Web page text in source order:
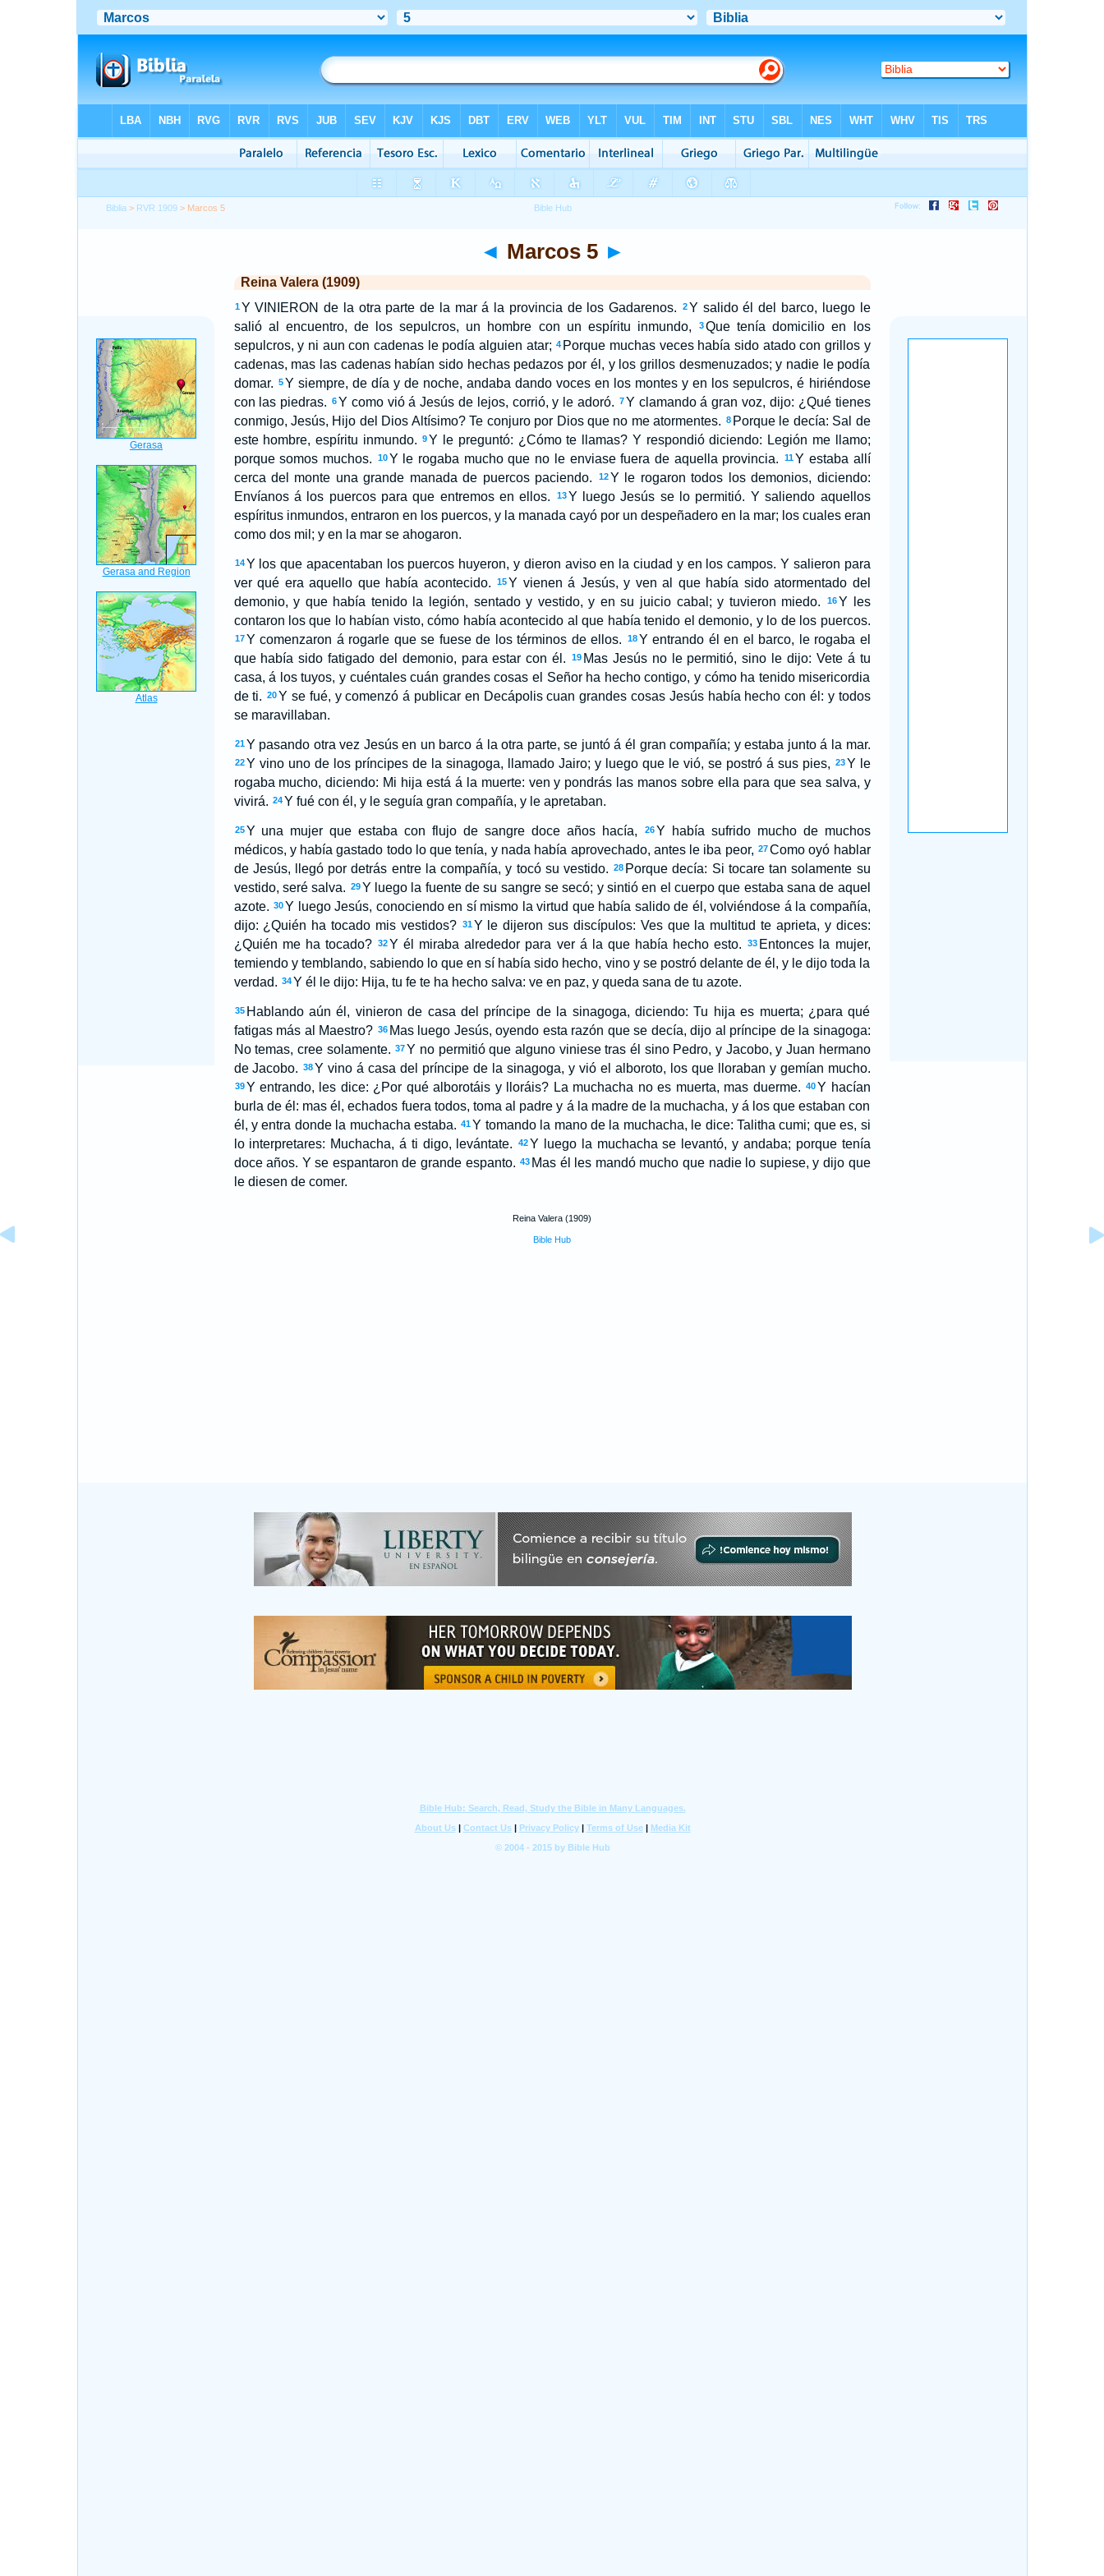
Biblia > RVR 1909 > Marcos 5
◄ Marcos 5 ►
Reina Valera (1909)
1 Y VINIERON de la otra parte de la mar á la provincia de los Gadarenos. 2Y salido él del barco, luego le
salió al encuentro, de los sepulcros, un hombre con un espíritu inmundo,
3Que tenía domicilio en los
sepulcros, y ni aun con cadenas le podía alguien atar; 4 Porque muchas veces había sido atado con grillos y
cadenas, mas las cadenas habían sido hechas pedazos por él, y los grillos desmenuzados; y nadie le podía
domar. 5 Y siempre, de día y de noche, andaba dando voces en los montes y en los sepulcros, é hiriéndose
con las piedras. 6Y como vió á Jesús de lejos, corrió, y le adoró. 7Y clamando á gran voz, dijo: ¿Qué tienes
conmigo, Jesús, Hijo del Dios Altísimo? Te conjuro por Dios que no me atormentes. 8 Porque le decía: Sal de
este hombre, espíritu inmundo.
9 Y le preguntó: ¿Cómo te llamas? Y respondió diciendo: Legión me llamo;
porque somos muchos.
10Y le rogaba mucho que no le enviase fuera de aquella provincia. 11Y estaba allí
cerca del monte una grande manada de puercos paciendo.
12Y le rogaron todos los demonios, diciendo:
Envíanos á los puercos para que entremos en ellos.
13Y luego Jesús se lo permitió. Y saliendo aquellos
espíritus inmundos, entraron en los puercos, y la manada cayó por un despeñadero en la mar; los cuales eran
como dos mil; y en la mar se ahogaron.
14 Y los que apacentaban los puercos huyeron, y dieron aviso en la ciudad y en los campos. Y salieron para
ver qué era aquello que había acontecido.
15Y vienen á Jesús, y ven al que había sido atormentado del
demonio, y que había tenido la legión, sentado y vestido, y en su juicio cabal; y tuvieron miedo.
16Y les
contaron los que lo habían visto, cómo había acontecido al que había tenido el demonio, y lo de los puercos.
17 Y comenzaron á rogarle que se fuese de los términos de ellos. 18 Y entrando él en el barco, le rogaba el
que había sido fatigado del demonio, para estar con él.
19 Mas Jesús no le permitió, sino le dijo: Vete á tu
casa, á los tuyos, y cuéntales cuán grandes cosas el Señor ha hecho contigo, y cómo ha tenido misericordia
de ti. 20Y se fué, y comenzó á publicar en Decápolis cuan grandes cosas Jesús había hecho con él: y todos
se maravillaban.
21 Y pasando otra vez Jesús en un barco á la otra parte, se juntó á él gran compañía; y estaba junto á la mar.
22 Y vino uno de los príncipes de la sinagoga, llamado Jairo; y luego que le vió, se postró á sus pies, 23 Y le
rogaba mucho, diciendo: Mi hija está á la muerte: ven y pondrás las manos sobre ella para que sea salva, y
vivirá. 24 Y fué con él, y le seguía gran compañía, y le apretaban.
25 Y una mujer que estaba con flujo de sangre doce años hacía, 26Y había sufrido mucho de muchos
médicos, y había gastado todo lo que tenía, y nada había aprovechado, antes le iba peor, 27Como oyó hablar
de Jesús, llegó por detrás entre la compañía, y tocó su vestido. 28 Porque decía: Si tocare tan solamente su
vestido, seré salva. 29 Y luego la fuente de su sangre se secó; y sintió en el cuerpo que estaba sana de aquel
azote. 30Y luego Jesús, conociendo en sí mismo la virtud que había salido de él, volviéndose á la compañía,
dijo: ¿Quién ha tocado mis vestidos?
31 Y le dijeron sus discípulos: Ves que la multitud te aprieta, y dices:
¿Quién me ha tocado? 32Y él miraba alrededor para ver á la que había hecho esto. 33 Entonces la mujer,
temiendo y temblando, sabiendo lo que en sí había sido hecho, vino y se postró delante de él, y le dijo toda la
verdad. 34 Y él le dijo: Hija, tu fe te ha hecho salva: ve en paz, y queda sana de tu azote.
35 Hablando aún él, vinieron de casa del príncipe de la sinagoga, diciendo: Tu hija es muerta; ¿para qué
fatigas más al Maestro? 36 Mas luego Jesús, oyendo esta razón que se decía, dijo al príncipe de la sinagoga:
No temas, cree solamente. 37Y no permitió que alguno viniese tras él sino Pedro, y Jacobo, y Juan hermano
de Jacobo.
38 Y vino á casa del príncipe de la sinagoga, y vió el alboroto, los que lloraban y gemían mucho.
39 Y entrando, les dice: ¿Por qué alborotáis y lloráis? La muchacha no es muerta, mas duerme. 40Y hacían
burla de él: mas él, echados fuera todos, toma al padre y á la madre de la muchacha, y á los que estaban con
él, y entra donde la muchacha estaba. 41Y tomando la mano de la muchacha, le dice: Talitha cumi; que es, si
lo interpretares: Muchacha, á ti digo, levántate.
42Y luego la muchacha se levantó, y andaba; porque tenía
doce años. Y se espantaron de grande espanto. 43 Mas él les mandó mucho que nadie lo supiese, y dijo que
le diesen de comer.
Reina Valera (1909)
Bible Hub